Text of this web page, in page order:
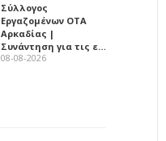
Σύλλογος
Εργαζομένων ΟΤΑ
Αρκαδίας |
Συνάντηση για τις ε…
08-08-2026